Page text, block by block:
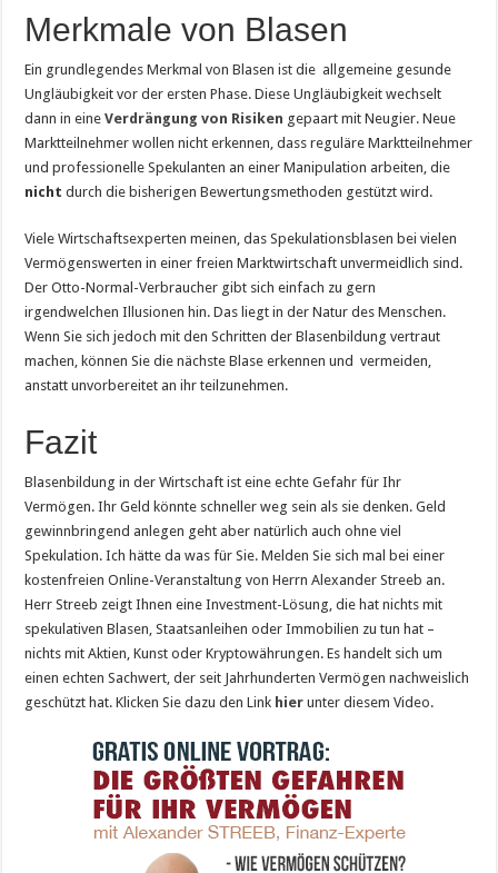
Merkmale von Blasen
Ein grundlegendes Merkmal von Blasen ist die allgemeine gesunde
Ungläubigkeit vor der ersten Phase. Diese Ungläubigkeit wechselt
dann in eineVerdrängung von Risiken gepaart mit Neugier. Neue
Marktteilnehmer wollen nicht erkennen, dass reguläre Marktteilnehmer
und professionelle Spekulanten an einer Manipulation arbeiten, die
nicht durch die bisherigen Bewertungsmethoden gestützt wird.
Viele Wirtschaftsexperten meinen, das Spekulationsblasen bei vielen
Vermögenswerten in einer freien Marktwirtschaft unvermeidlich sind.
Der Otto-Normal-Verbraucher gibt sich einfach zu gern
irgendwelchen Illusionen hin. Das liegt in der Natur des Menschen.
Wenn Sie sich jedoch mit den Schritten der Blasenbildung vertraut
machen, können Sie die nächste Blase erkennen und vermeiden,
anstatt unvorbereitet an ihr teilzunehmen.
Fazit
Blasenbildung in der Wirtschaft ist eine echte Gefahr für Ihr
Vermögen. Ihr Geld könnte schneller weg sein als sie denken. Geld
gewinnbringend anlegen geht aber natürlich auch ohne viel
Spekulation. Ich hätte da was für Sie. Melden Sie sich mal bei einer
kostenfreien Online-Veranstaltung von Herrn Alexander Streeb an.
Herr Streeb zeigt Ihnen eine Investment-Lösung, die hat nichts mit
spekulativen Blasen, Staatsanleihen oder Immobilien zu tun hat –
nichts mit Aktien, Kunst oder Kryptowährungen. Es handelt sich um
einen echten Sachwert, der seit Jahrhunderten Vermögen nachweislich
geschützt hat. Klicken Sie dazu den Link hierunter diesem Video.